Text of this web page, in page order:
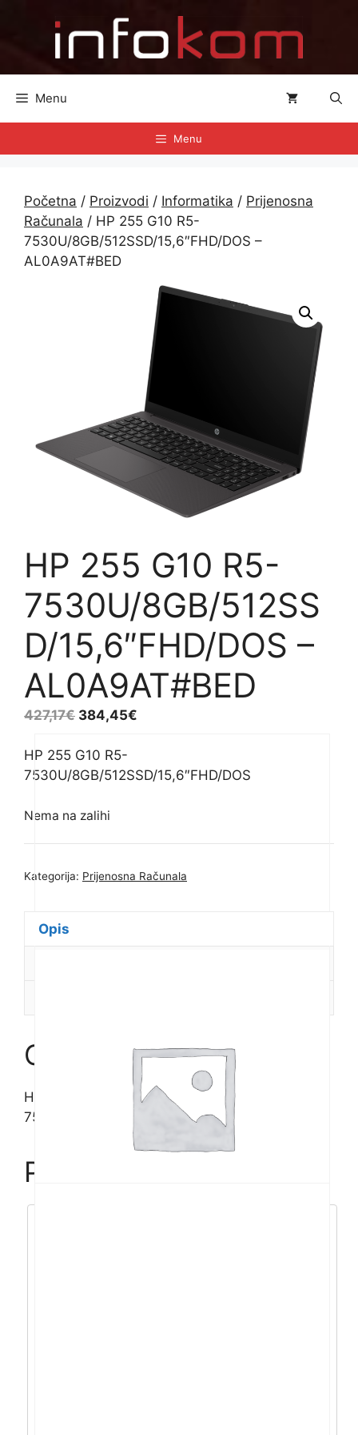
Menu
Menu
Početna / Proizvodi / Informatika / Prijenosna
Računala / HP 255 G10 R5-
7530U/8GB/512SSD/15,6″FHD/DOS –
AL0A9AT#BED
HP 255 G10 R5-
7530U/8GB/512SS
D/15,6″FHD/DOS –
AL0A9AT#BED
427,17€ 384,45€
HP 255 G10 R5-
7530U/8GB/512SSD/15,6″FHD/DOS
Nema na zalihi
Kategorija: Prijenosna Računala
Opis
Opis
HP 255 G10 R5-
7530U/8GB/512SSD/15,6″FHD/DOS
Povezani proizvodi